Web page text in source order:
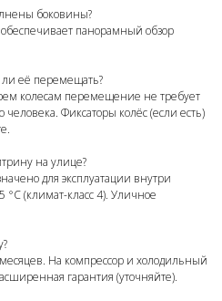
боковины?
панорамный обзор
ли её перемещать?
колесам перемещение не требует
Фиксаторы колёс (если есть)
на улице?
для эксплуатации внутри
(климат-класс 4). Уличное
На компрессор и холодильный
гарантия (уточняйте).